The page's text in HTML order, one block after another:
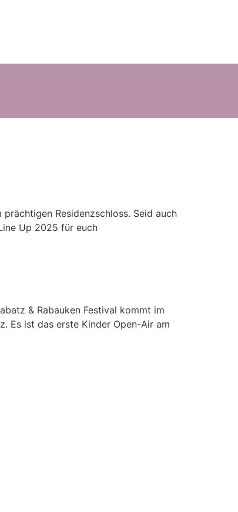
Residenzschloss. Seid auch
Up 2025 für euch
& Rabauken Festival kommt im
Es ist das erste Kinder Open-Air am